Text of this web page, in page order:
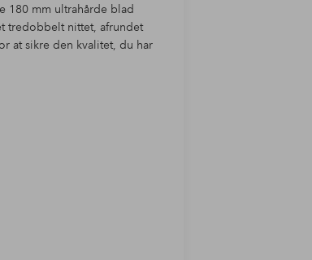
180 mm ultrahårde blad
tredobbelt nittet, afrundet
at sikre den kvalitet, du har